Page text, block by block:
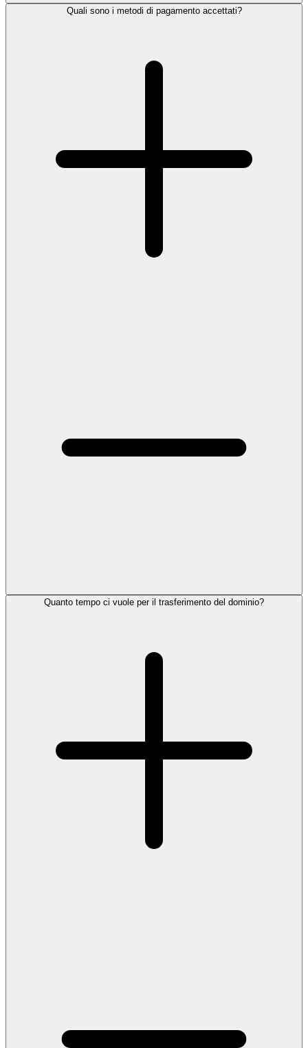
Quali sono i metodi di pagamento accettati?
Quanto tempo ci vuole per il trasferimento del dominio?